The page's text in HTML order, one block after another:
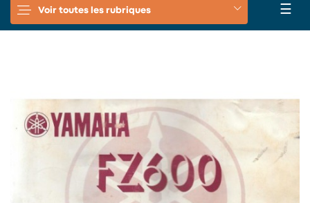
Voir toutes les rubriques ☰